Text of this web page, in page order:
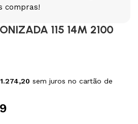
compras!
115 14M 2100
1.274,20 sem juros no cartão de